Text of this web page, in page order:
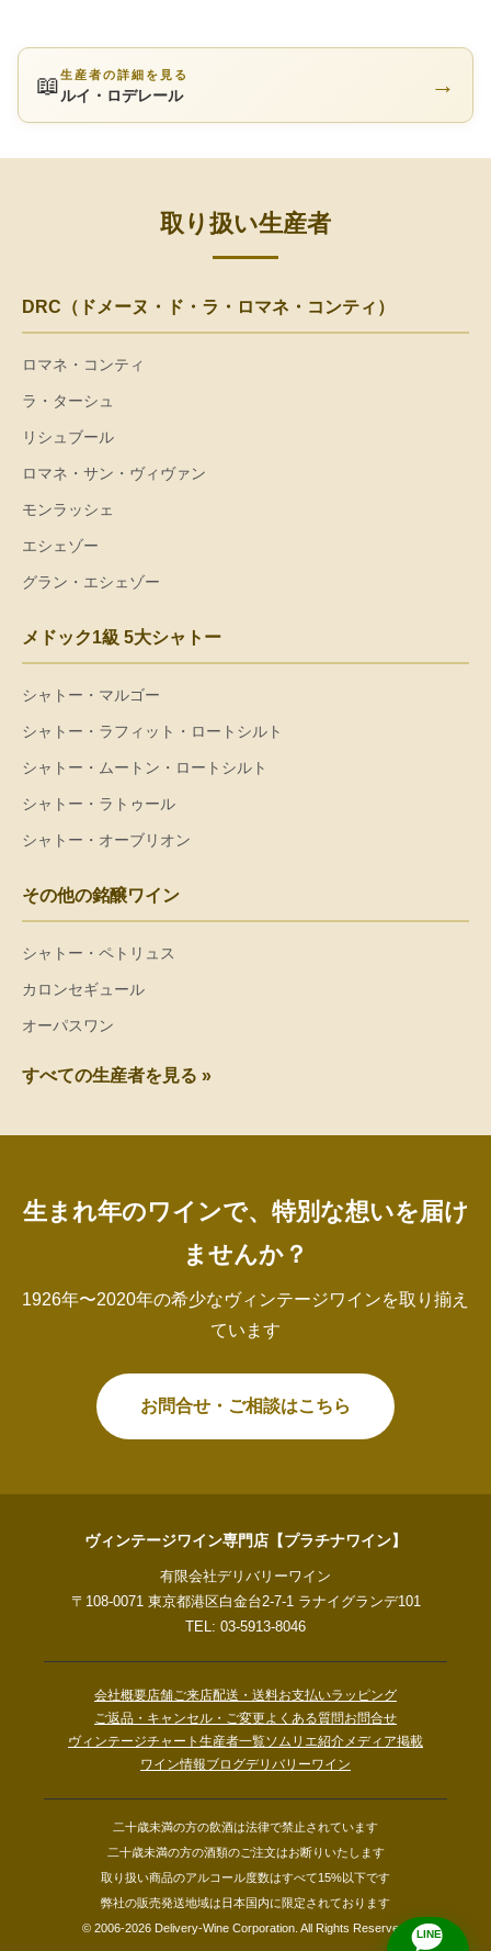
📖生産者の詳細を見る
ルイ・ロデレール →
取り扱い生産者
DRC（ドメーヌ・ド・ラ・ロマネ・コンティ）
ロマネ・コンティ
ラ・ターシュ
リシュブール
ロマネ・サン・ヴィヴァン
モンラッシェ
エシェゾー
グラン・エシェゾー
メドック1級 5大シャトー
シャトー・マルゴー
シャトー・ラフィット・ロートシルト
シャトー・ムートン・ロートシルト
シャトー・ラトゥール
シャトー・オーブリオン
その他の銘醸ワイン
シャトー・ペトリュス
カロンセギュール
オーパスワン
すべての生産者を見る »
生まれ年のワインで、特別な想いを届け
ませんか？
1926年〜2020年の希少なヴィンテージワインを取り揃え
ています
お問合せ・ご相談はこちら
ヴィンテージワイン専門店【プラチナワイン】
有限会社デリバリーワイン
〒108-0071 東京都港区白金台2-7-1 ラナイグランデ101
TEL: 03-5913-8046
会社概要店舗ご来店配送・送料お支払いラッピング
ご返品・キャンセル・ご変更よくある質問お問合せ
ヴィンテージチャート 生産者一覧ソムリエ紹介メディア掲載
ワイン情報ブログデリバリーワイン
二十歳未満の方の飲酒は法律で禁止されています
二十歳未満の方の酒類のご注文はお断りいたします
取り扱い商品のアルコール度数はすべて15%以下です
弊社の販売発送地域は日本国内に限定されております
© 2006-2026 Delivery-Wine Corporation. All Rights Reserved.
LINE